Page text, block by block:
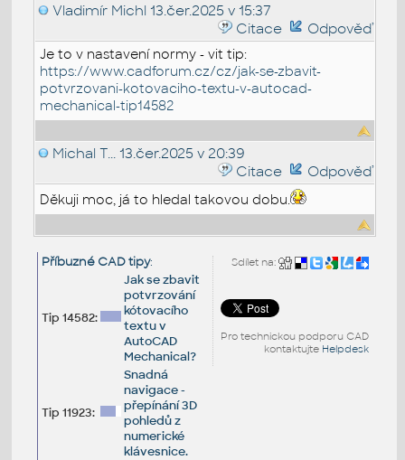
Vladimír Michl 13.čer.2025 v 15:37
Citace
Odpověď
Je to v nastavení normy - vit tip:
https://www.cadforum.cz/cz/jak-se-zbavit-
potvrzovani-kotovaciho-textu-v-autocad-
mechanical-tip14582
Michal T... 13.čer.2025 v 20:39
Citace
Odpověď
Děkuji moc, já to hledal takovou dobu.
Sdílet na:
Pro technickou podporu CAD
kontaktujte Helpdesk
Příbuzné CAD tipy:
Tip 14582:
Jak se zbavit
potvrzování
kótovacího
textu v
AutoCAD
Mechanical?
Tip 11923:
Snadná
navigace -
přepínání 3D
pohledů z
numerické
klávesnice.